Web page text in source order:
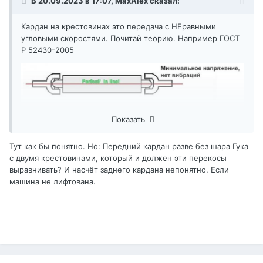
краснодарскую поделку, но реально не понимаю, какой
Спасибо за совет!
Кардан на крестовинах это передача с НЕравными
угловыми скоростями. Почитай теорию. Например ГОСТ
Р 52430-2005
У тебя в переднем кардане как раз четвертый случай.
Показать
Тут как бы понятно. Но: Передний кардан разве без шара Гука
с двумя крестовинами, который и должен эти перекосы
выравнивать? И насчёт заднего кардана непонятно. Если
машина не лифтована.